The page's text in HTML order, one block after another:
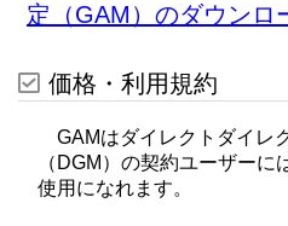
定（GAM）のダウンロ
価格・利用規約
GAMはダイレクトダイレ
（DGM）の契約ユーザー
使用になれます。